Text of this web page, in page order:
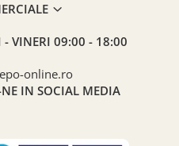
- VINERI 09:00 - 18:00
online.ro
NE IN SOCIAL MEDIA